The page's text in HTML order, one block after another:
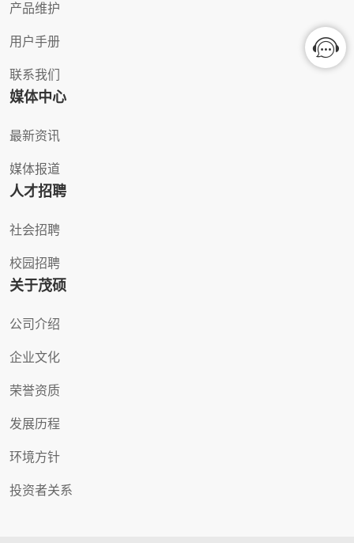
产品维护
用户手册
联系我们
媒体中心
最新资讯
媒体报道
人才招聘
社会招聘
校园招聘
关于茂硕
公司介绍
企业文化
荣誉资质
发展历程
环境方针
投资者关系